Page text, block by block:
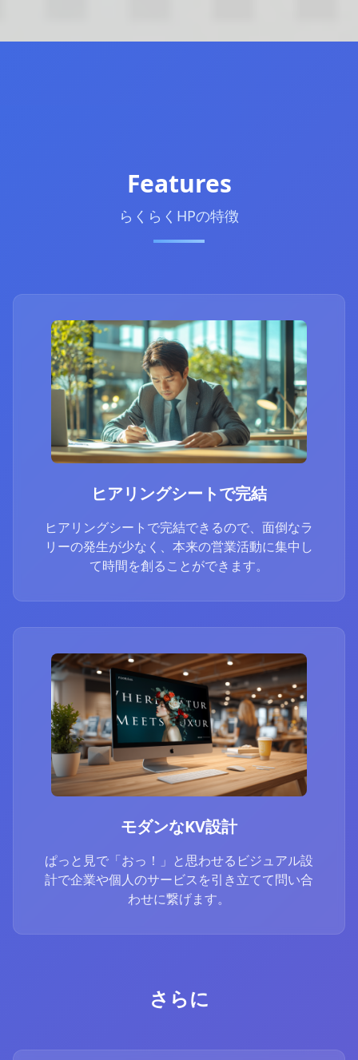
Features
らくらくHPの特徴
ヒアリングシートで完結
ヒアリングシートで完結できるので、面倒なラ
リーの発生が少なく、本来の営業活動に集中し
て時間を創ることができます。
モダンなKV設計
ぱっと見で「おっ！」と思わせるビジュアル設
計で企業や個人のサービスを引き立てて問い合
わせに繋げます。
さらに